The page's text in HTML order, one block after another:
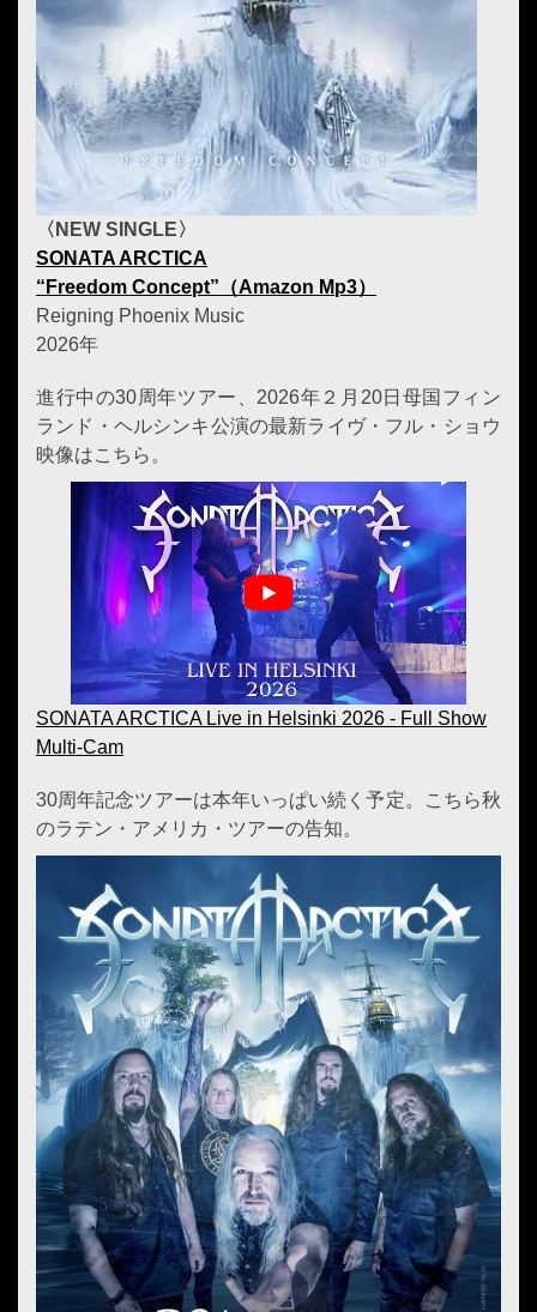
〈NEW SINGLE〉
SONATA ARCTICA
“Freedom Concept”（Amazon Mp3）
Reigning Phoenix Music
2026年
進行中の30周年ツアー、2026年２月20日母国フィン
ランド・ヘルシンキ公演の最新ライヴ・フル・ショウ
映像はこちら。
SONATA ARCTICA Live in Helsinki 2026 - Full Show
Multi-Cam
30周年記念ツアーは本年いっぱい続く予定。こちら秋
のラテン・アメリカ・ツアーの告知。